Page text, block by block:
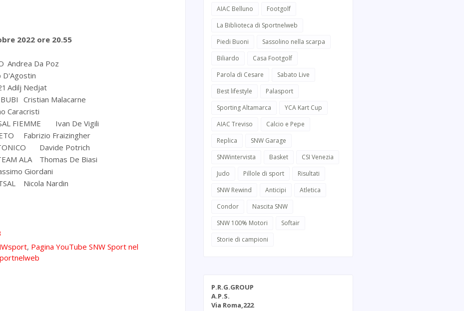
2022 ore 20.55
Andrea Da Poz
D'Agostin
Adilj Nedjat
Cristian Malacarne
Caracristi
FIEMME
Ivan De Vigili
Fabrizio Fraizingher
Davide Potrich
ALA
Thomas De Biasi
Giordani
Nicola Nardin
, Pagina YouTube SNW Sport nel
AIAC Belluno
Footgolf
La Biblioteca di Sportnelweb
Piedi Buoni
Sassolino nella scarpa
Biliardo
Casa Footgolf
Parola di Cesare
Sabato Live
Best lifestyle
Palasport
Sporting Altamarca
YCA Kart Cup
AIAC Treviso
Calcio e Pepe
Replica
SNW Garage
SNWintervista
Basket
CSI Venezia
Judo
Pillole di sport
Risultati
SNW Rewind
Anticipi
Atletica
Condor
Nascita SNW
SNW 100% Motori
Softair
Storie di campioni
P.R.G.GROUP
A.P.S.
Via Roma,222